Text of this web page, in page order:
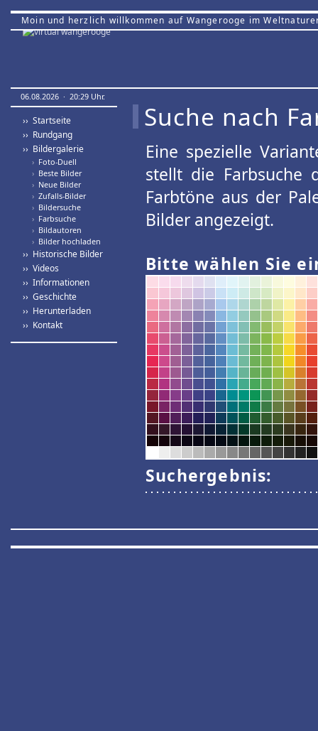
Moin und herzlich willkommen auf Wangerooge im
06.08.2026 · 20:29 Uhr.
›› Startseite
›› Rundgang
›› Bildergalerie
› Foto-Duell
› Beste Bilder
› Neue Bilder
› Zufalls-Bilder
› Bildersuche
› Farbsuche
› Bildautoren
› Bilder hochladen
›› Historische Bilder
›› Videos
›› Informationen
›› Geschichte
›› Herunterladen
›› Kontakt
Suche nach
Eine spezielle
stellt die Farbsuche
Farbtöne aus der
Bilder angezeigt.
Bitte wählen Sie
Suchergebnis: